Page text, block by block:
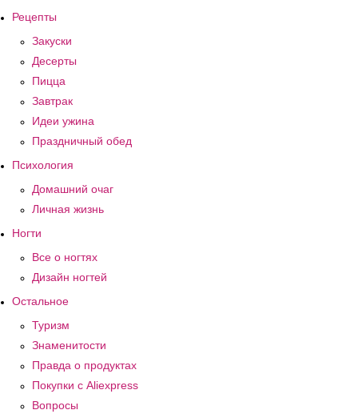
Рецепты
Закуски
Десерты
Пицца
Завтрак
Идеи ужина
Праздничный обед
Психология
Домашний очаг
Личная жизнь
Ногти
Все о ногтях
Дизайн ногтей
Остальное
Туризм
Знаменитости
Правда о продуктах
Покупки с Aliexpress
Вопросы